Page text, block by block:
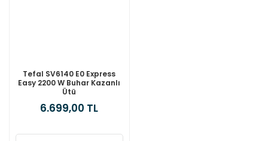
Tefal SV6140 E0 Express
Easy 2200 W Buhar Kazanlı
Ütü
6.699,00 TL